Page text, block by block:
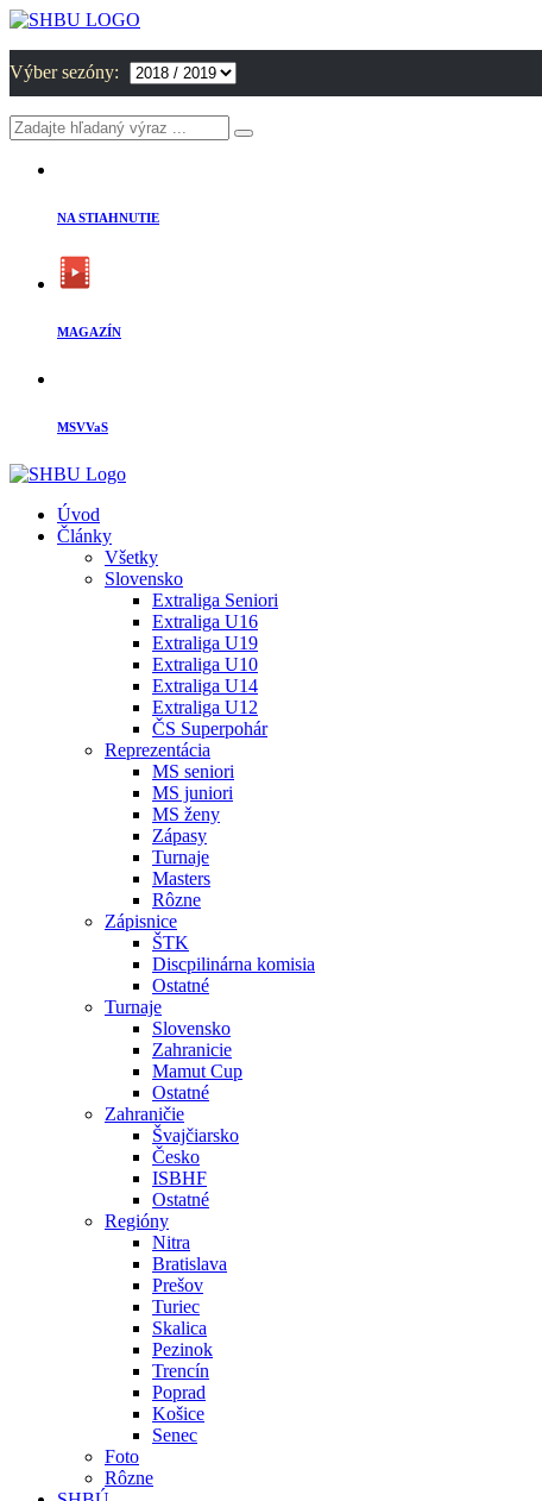
Výber sezóny:
NA STIAHNUTIE
MAGAZÍN
MSVVaS
Úvod
Články
Všetky
Slovensko
Extraliga Seniori
Extraliga U16
Extraliga U19
Extraliga U10
Extraliga U14
Extraliga U12
ČS Superpohár
Reprezentácia
MS seniori
MS juniori
MS ženy
Zápasy
Turnaje
Masters
Rôzne
Zápisnice
ŠTK
Discpilinárna komisia
Ostatné
Turnaje
Slovensko
Zahranicie
Mamut Cup
Ostatné
Zahraničie
Švajčiarsko
Česko
ISBHF
Ostatné
Regióny
Nitra
Bratislava
Prešov
Turiec
Skalica
Pezinok
Trencín
Poprad
Košice
Senec
Foto
Rôzne